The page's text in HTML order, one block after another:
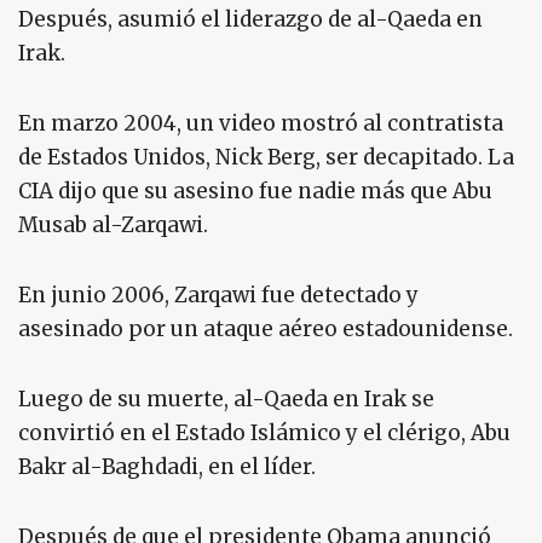
Después, asumió el liderazgo de al-Qaeda en
Irak.
En marzo 2004, un video mostró al contratista
de Estados Unidos, Nick Berg, ser decapitado. La
CIA dijo que su asesino fue nadie más que Abu
Musab al-Zarqawi.
En junio 2006, Zarqawi fue detectado y
asesinado por un ataque aéreo estadounidense.
Luego de su muerte, al-Qaeda en Irak se
convirtió en el Estado Islámico y el clérigo, Abu
Bakr al-Baghdadi, en el líder.
Después de que el presidente Obama anunció